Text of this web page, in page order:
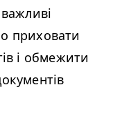
приховати
і обмежити